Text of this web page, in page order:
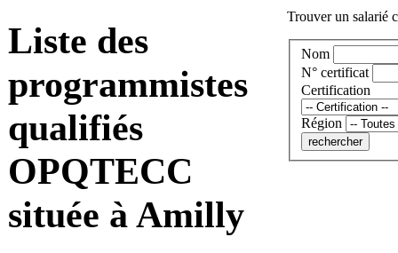
Liste des
programmistes
qualifiés
OPQTECC
située à Amilly
Trouver un salarié
Nom
N° certificat
Certification
Région